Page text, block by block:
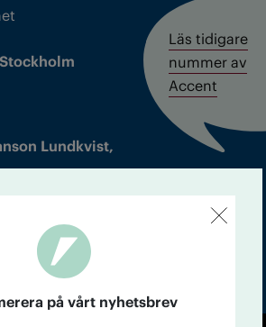
Lundkvist,
Läs tidigare
nummer av
Accent
på vårt nyhetsbrev